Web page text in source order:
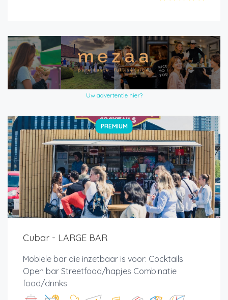
Uw advertentie hier?
PREMIUM
Cubar - LARGE BAR
Mobiele bar die inzetbaar is voor: Cocktails
Open bar Streetfood/hapjes Combinatie
food/drinks